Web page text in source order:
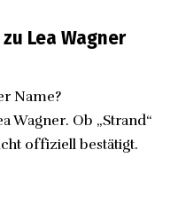
Lea Wagner
Name?
Wagner. Ob „Strand“
offiziell bestätigt.